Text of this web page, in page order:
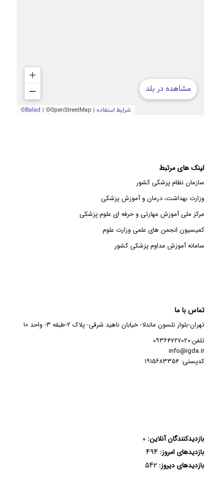
لینک های مرتبط
سازمان نظام پزشکی کشور
وزارت بهداشت، درمان و آموزش پزشکی
مرکز ملی آموزش مهارتی و حرفه ای علوم پزشکی
کمیسیون انجمن های علمی وزارت علوم
سامانه آموزش مداوم پزشکی کشور
تماس با ما
تهران-بلوار نلسون ماندلا- خیابان ناهید شرقی- پلاک ۲-طبقه ۳- واحد ۱۰
تلفن:۰۹۳۶۴۷۲۷۰۲۰
info@igda.ir
کدپستی: ۱۹۱۵۶۸۳۳۵۴
بازدیدکنندگان آنلاین: ۰
بازدیدهای امروز: ۴۹۴
بازدیدهای دیروز: ۵۴۲